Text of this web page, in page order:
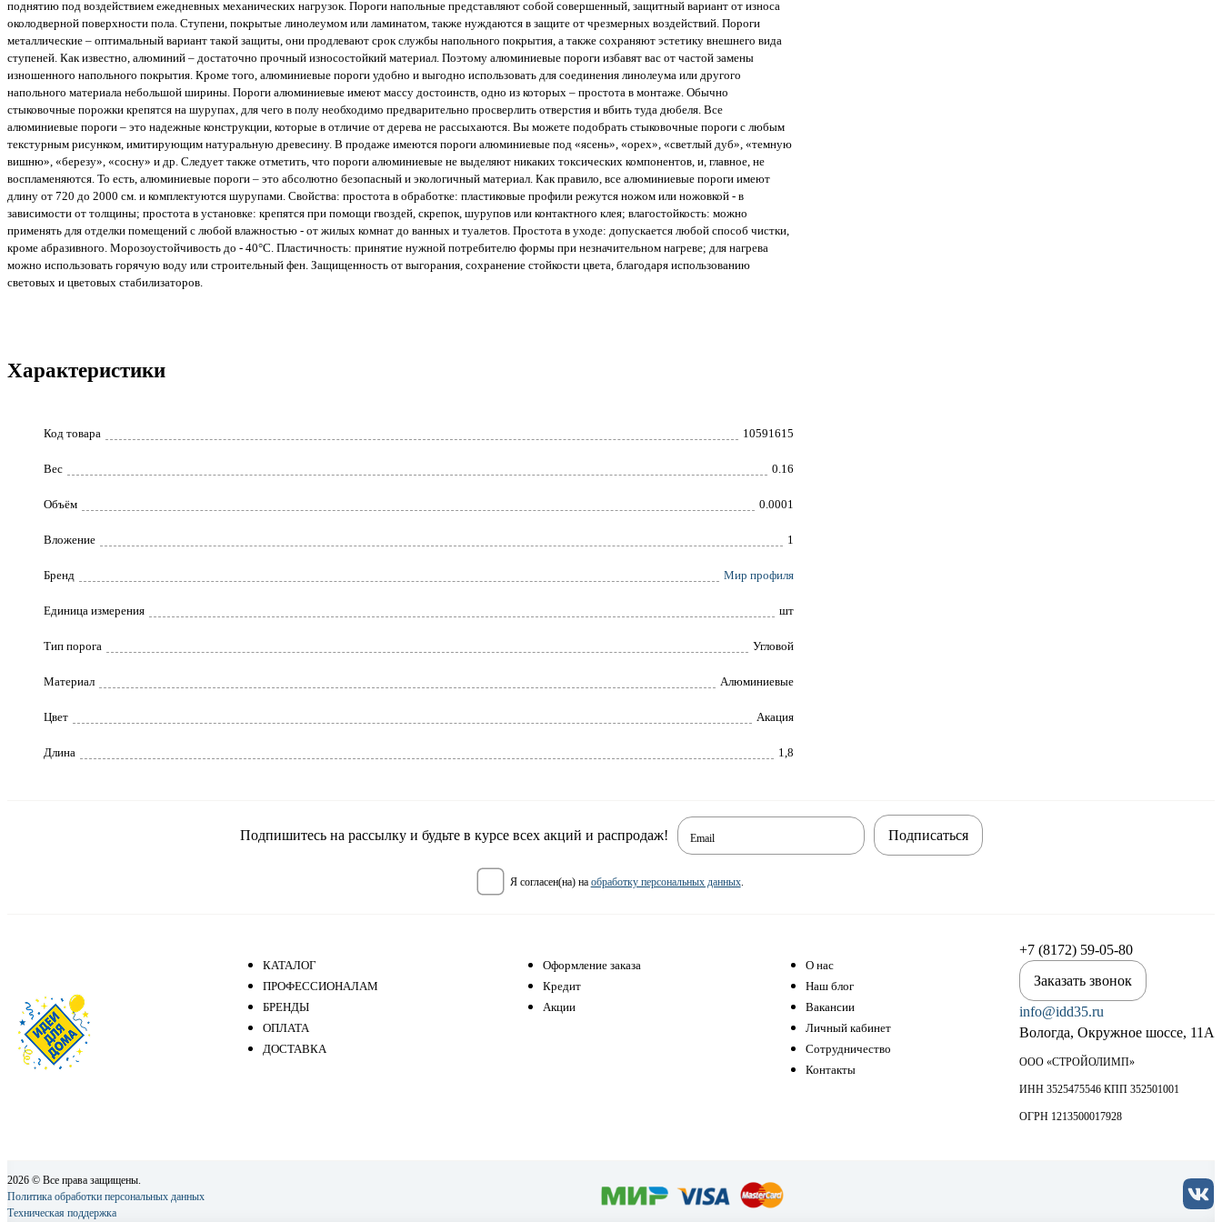
поднятию под воздействием ежедневных механических нагрузок. Пороги напольные представляют собой совершенный, защитный вариант от износа
околодверной поверхности пола. Ступени, покрытые линолеумом или ламинатом, также нуждаются в защите от чрезмерных воздействий. Пороги
металлические – оптимальный вариант такой защиты, они продлевают срок службы напольного покрытия, а также сохраняют эстетику внешнего вида
ступеней. Как известно, алюминий – достаточно прочный износостойкий материал. Поэтому алюминиевые пороги избавят вас от частой замены
изношенного напольного покрытия. Кроме того, алюминиевые пороги удобно и выгодно использовать для соединения линолеума или другого
напольного материала небольшой ширины. Пороги алюминиевые имеют массу достоинств, одно из которых – простота в монтаже. Обычно
стыковочные порожки крепятся на шурупах, для чего в полу необходимо предварительно просверлить отверстия и вбить туда дюбеля. Все
алюминиевые пороги – это надежные конструкции, которые в отличие от дерева не рассыхаются. Вы можете подобрать стыковочные пороги с любым
текстурным рисунком, имитирующим натуральную древесину. В продаже имеются пороги алюминиевые под «ясень», «орех», «светлый дуб», «темную
вишню», «березу», «сосну» и др. Следует также отметить, что пороги алюминиевые не выделяют никаких токсических компонентов, и, главное, не
воспламеняются. То есть, алюминиевые пороги – это абсолютно безопасный и экологичный материал. Как правило, все алюминиевые пороги имеют
длину от 720 до 2000 см. и комплектуются шурупами. Свойства: простота в обработке: пластиковые профили режутся ножом или ножовкой - в
зависимости от толщины; простота в установке: крепятся при помощи гвоздей, скрепок, шурупов или контактного клея; влагостойкость: можно
применять для отделки помещений с любой влажностью - от жилых комнат до ванных и туалетов. Простота в уходе: допускается любой способ чистки,
кроме абразивного. Морозоустойчивость до - 40°С. Пластичность: принятие нужной потребителю формы при незначительном нагреве; для нагрева
можно использовать горячую воду или строительный фен. Защищенность от выгорания, сохранение стойкости цвета, благодаря использованию
световых и цветовых стабилизаторов.
Характеристики
Код товара 10591615
Вес 0.16
Объём 0.0001
Вложение 1
Бренд Мир профиля
Единица измерения шт
Тип порога Угловой
Материал Алюминиевые
Цвет Акация
Длина 1,8
Подпишитесь на рассылку и будьте в курсе всех акций и распродаж! Email
я согласен(на) на обработку персональных данных.
Подписаться
КАТАЛОГ
ПРОФЕССИОНАЛАМ
БРЕНДЫ
ОПЛАТА
ДОСТАВКА
Оформление заказа
Кредит
Акции
О нас
Наш блог
Вакансии
Личный кабинет
Сотрудничество
Контакты
+7 (8172) 59-05-80
Заказать звонок
info@idd35.ru
Вологда, Окружное шоссе, 11А
ООО «СТРОЙОЛИМП»
ИНН 3525475546 КПП 352501001
ОГРН 1213500017928
2026 © Все права защищены.
Политика обработки персональных данных
Техническая поддержка